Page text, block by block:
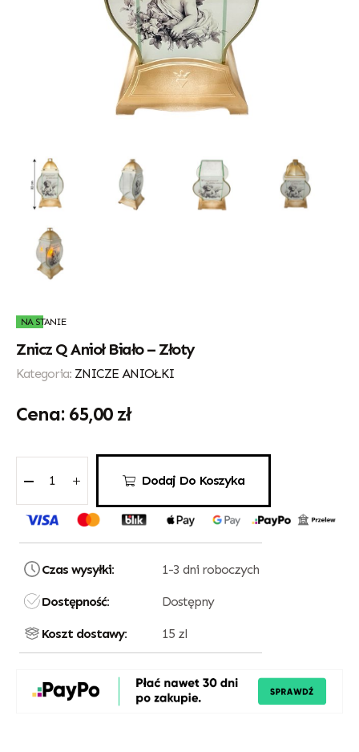
NA STANIE
Znicz Q Anioł Biało – Złoty
Kategoria: ZNICZE ANIOŁKI
65,00 zł
Dodaj Do Koszyka
Czas wysyłki: 1-3 dni roboczych
Dostępność: Dostępny
Koszt dostawy: 15 zl